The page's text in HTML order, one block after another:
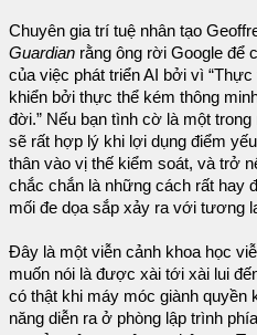
Chuyên gia trí tuệ nhân tạo
Guardian rằng ông rời Google để
của việc phát triển AI bởi vì
khiển bởi thực thể kém thông
đời.” Nếu bạn tình cờ là một
sẽ rất hợp lý khi lợi dụng điểm
thân vào vị thế kiểm soát, và trở
chắc chắn là những cách rất hay
mối đe dọa sắp xảy ra với tương
Đây là một viễn cảnh khoa học
muốn nói là được xài tới xài lui
có thật khi máy móc giành quyền
năng diễn ra ở phòng lập trình